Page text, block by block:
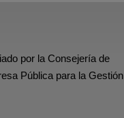
por la Consejería de
Pública para la Gestión